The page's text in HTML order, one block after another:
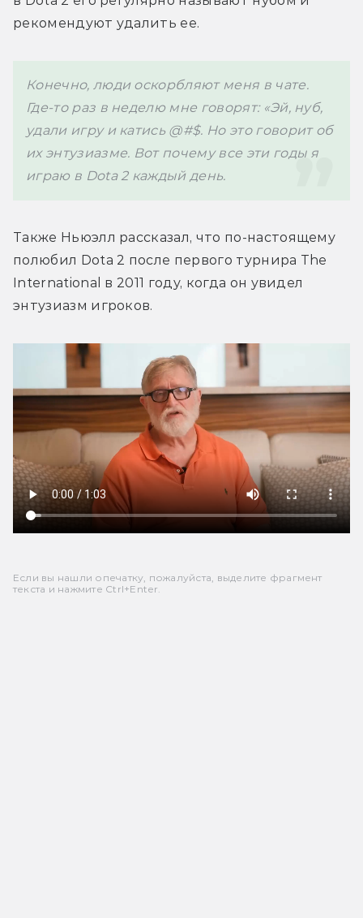
рекомендуют удалить ее.
Конечно, люди оскорбляют меня в чате.
Где-то раз в неделю мне говорят: «Эй, нуб,
удали игру и катись @#$. Но это говорит об
их энтузиазме. Вот почему все эти годы я
играю в Dota 2 каждый день.
Также Ньюэлл рассказал, что по-настоящему
International в 2011 году, когда он увидел
энтузиазм игроков.
Если вы нашли опечатку, пожалуйста, выделите фрагмент
текста и нажмите Ctrl+Enter.